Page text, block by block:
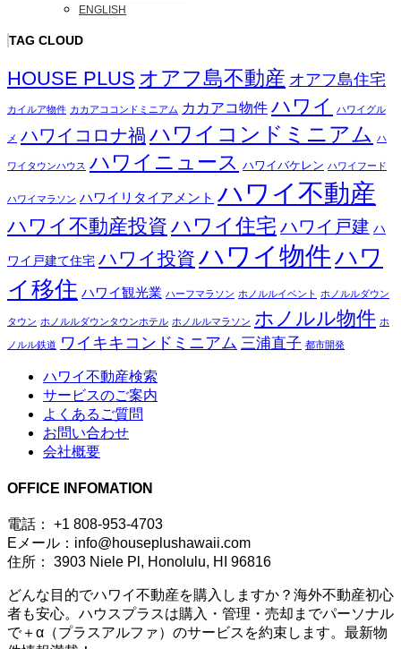
ENGLISH
TAG CLOUD
HOUSE PLUS オアフ島不動産 オアフ島住宅
カイルア物件 カカアココンドミニアム カカアコ物件 ハワイ ハワイグル
メ ハワイコロナ禍 ハワイコンドミニアム ハ
ワイタウンハウス ハワイニュース ハワイバケレン ハワイフード
ハワイマラソン ハワイリタイアメント ハワイ不動産
ハワイ不動産投資 ハワイ住宅 ハワイ戸建 ハ
ワイ戸建て住宅 ハワイ投資 ハワイ物件ハワ
イ移住 ハワイ観光業 ハーフマラソン ホノルルイベント ホノルルダウン
タウン ホノルルダウンタウンホテル ホノルルマラソン ホノルル物件 ホ
ノルル鉄道 ワイキキコンドミニアム 三浦直子 都市開発
ハワイ不動産検索
サービスのご案内
よくあるご質問
お問い合わせ
会社概要
OFFICE INFOMATION
電話： +1 808-953-4703
Eメール：info@houseplushawaii.com
住所： 3903 Niele Pl, Honolulu, HI 96816
どんな目的でハワイ不動産を購入しますか？海外不動産初心
者も安心。ハウスプラスは購入・管理・売却までパーソナル
で＋α（プラスアルファ）のサービスを約束します。最新物